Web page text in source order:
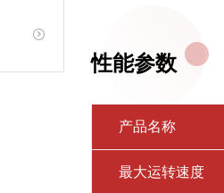
性能参数
产品名称
最大运转速度